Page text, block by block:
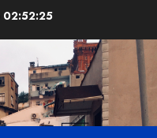
02:52:26